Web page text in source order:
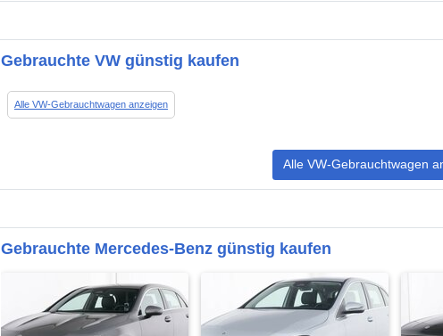
Gebrauchte VW günstig kaufen
Alle VW-Gebrauchtwagen anzeigen
Alle VW-Gebrauchtwagen
Gebrauchte Mercedes-Benz günstig kaufen